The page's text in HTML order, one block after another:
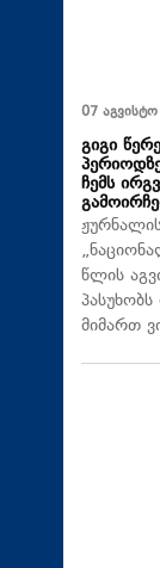
07
გიგი
ჩემს
წლის
მიმართ